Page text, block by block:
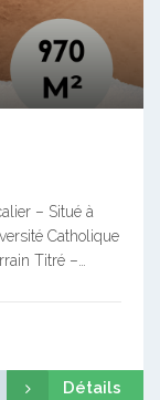
– Situé à
Catholique
Titré –…
Détails